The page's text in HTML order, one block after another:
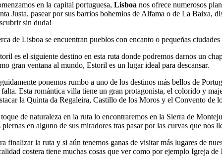
en la capital portuguesa, Lisboa nos ofrece numerosos
Justa, pasear por sus barrios bohemios de Alfama o de La Baixa,
sin duda!
de Lisboa se encuentran pueblos con encanto o pequeñas
es el siguiente destino en esta ruta donde podremos darnos un
gran ventana al mundo, Estoril es un lugar ideal para descansar.
ponemos rumbo a uno de los destinos más bellos de
falta. Esta romántica villa tiene un gran protagonista, el colorido y
la Quinta da Regaleira, Castillo de los Moros y el Convento de
de naturaleza en la ruta lo encontraremos en la Sierra de
piernas en alguno de sus miradores tras pasar por las curvas que nos
finalizar la ruta y si aún tenemos ganas de visitar más lugares de
costera tiene muchas cosas que ver como por ejemplo Igreja